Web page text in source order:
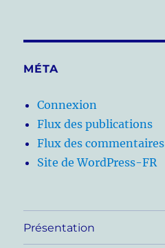
MÉTA
Connexion
Flux des publications
Flux des commentaires
Site de WordPress-FR
Présentation